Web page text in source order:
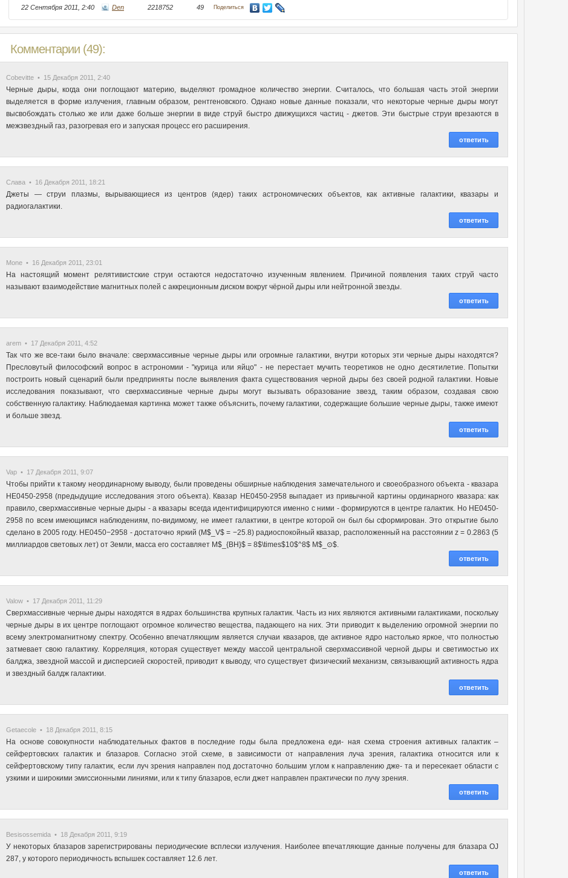
22 Сентября 2011, 2:40 Den 2218752 49 Поделиться
Комментарии (49):
Cobevitte • 15 Декабря 2011, 2:40
Черные дыры, когда они поглощают материю, выделяют громадное количество энергии. Считалось, что большая часть этой энергии
выделяется в форме излучения, главным образом, рентгеновского. Однако новые данные показали, что некоторые черные дыры могут
высвобождать столько же или даже больше энергии в виде струй быстро движущихся частиц - джетов. Эти быстрые струи врезаются в
межзвездный газ, разогревая его и запуская процесс его расширения.
ответить
Слава • 16 Декабря 2011, 18:21
Джеты — струи плазмы, вырывающиеся из центров (ядер) таких астрономических объектов, как активные галактики, квазары и
радиогалактики.
ответить
Mone • 16 Декабря 2011, 23:01
На настоящий момент релятивистские струи остаются недостаточно изученным явлением. Причиной появления таких струй часто
называют взаимодействие магнитных полей с аккреционным диском вокруг чёрной дыры или нейтронной звезды.
ответить
arem • 17 Декабря 2011, 4:52
Так что же все-таки было вначале: сверхмассивные черные дыры или огромные галактики, внутри которых эти черные дыры находятся?
Пресловутый философский вопрос в астрономии - "курица или яйцо" - не перестает мучить теоретиков не одно десятилетие. Попытки
построить новый сценарий были предприняты после выявления факта существования черной дыры без своей родной галактики. Новые
исследования показывают, что сверхмассивные черные дыры могут вызывать образование звезд, таким образом, создавая свою
собственную галактику. Наблюдаемая картинка может также объяснить, почему галактики, содержащие большие черные дыры, также имеют
и больше звезд.
ответить
Vap • 17 Декабря 2011, 9:07
Чтобы прийти к такому неординарному выводу, были проведены обширные наблюдения замечательного и своеобразного объекта - квазара
HE0450-2958 (предыдущие исследования этого объекта). Квазар HE0450-2958 выпадает из привычной картины ординарного квазара: как
правило, сверхмассивные черные дыры - а квазары всегда идентифицируются именно с ними - формируются в центре галактик. Но HE0450-
2958 по всем имеющимся наблюдениям, по-видимому, не имеет галактики, в центре которой он был бы сформирован. Это открытие было
сделано в 2005 году. HE0450−2958 - достаточно яркий (M$_V$ = −25.8) радиоспокойный квазар, расположенный на расстоянии z = 0.2863 (5
миллиардов световых лет) от Земли, масса его составляет M$_{BH}$ = 8$\times$10$^8$ M$_⊙$.
ответить
Valow • 17 Декабря 2011, 11:29
Сверхмассивные черные дыры находятся в ядрах большинства крупных галактик. Часть из них являются активными галактиками, поскольку
черные дыры в их центре поглощают огромное количество вещества, падающего на них. Эти приводит к выделению огромной энергии по
всему электромагнитному спектру. Особенно впечатляющим является случаи квазаров, где активное ядро настолько яркое, что полностью
затмевает свою галактику. Корреляция, которая существует между массой центральной сверхмассивной черной дыры и светимостью их
балджа, звездной массой и дисперсией скоростей, приводит к выводу, что существует физический механизм, связывающий активность ядра
и звездный балдж галактики.
ответить
Getaecole • 18 Декабря 2011, 8:15
На основе совокупности наблюдательных фактов в последние годы была предложена еди- ная схема строения активных галактик –
сейфертовских галактик и блазаров. Согласно этой схеме, в зависимости от направления луча зрения, галактика относится или к
сейфертовскому типу галактик, если луч зрения направлен под достаточно большим углом к направлению дже- та и пересекает области с
узкими и широкими эмиссионными линиями, или к типу блазаров, если джет направлен практически по лучу зрения.
ответить
Besisossemida • 18 Декабря 2011, 9:19
У некоторых блазаров зарегистрированы периодические всплески излучения. Наиболее впечатляющие данные получены для блазара OJ
287, у которого периодичность вспышек составляет 12.6 лет.
ответить